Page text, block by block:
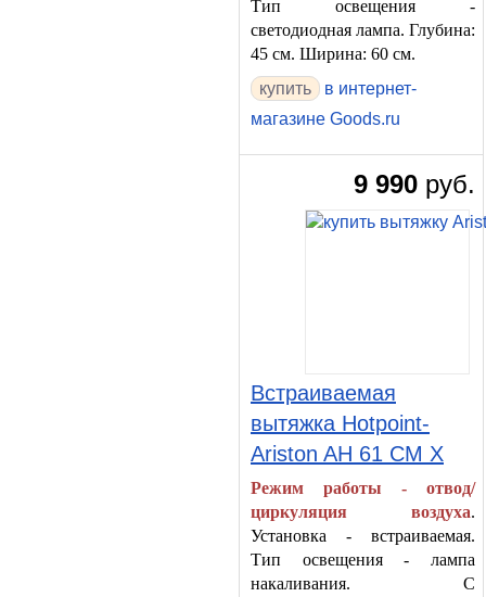
Тип освещения -
светодиодная лампа. Глубина:
45 см. Ширина: 60 см.
в интернет-
магазине Goods.ru
9 990 руб.
Встраиваемая
вытяжка Hotpoint-
Ariston AH 61 CM X
Режим работы - отвод/
циркуляция воздуха.
Установка - встраиваемая.
Тип освещения - лампа
накаливания. С